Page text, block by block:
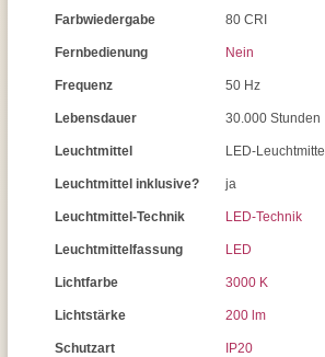
Farbwiedergabe 80 CRI
Fernbedienung Nein
Frequenz 50 Hz
Lebensdauer 30.000 Stunden
Leuchtmittel LED-Leuchtmittel
Leuchtmittel inklusive? ja
Leuchtmittel-Technik LED-Technik
Leuchtmittelfassung LED
Lichtfarbe 3000 K
Lichtstärke 200 lm
Schutzart IP20